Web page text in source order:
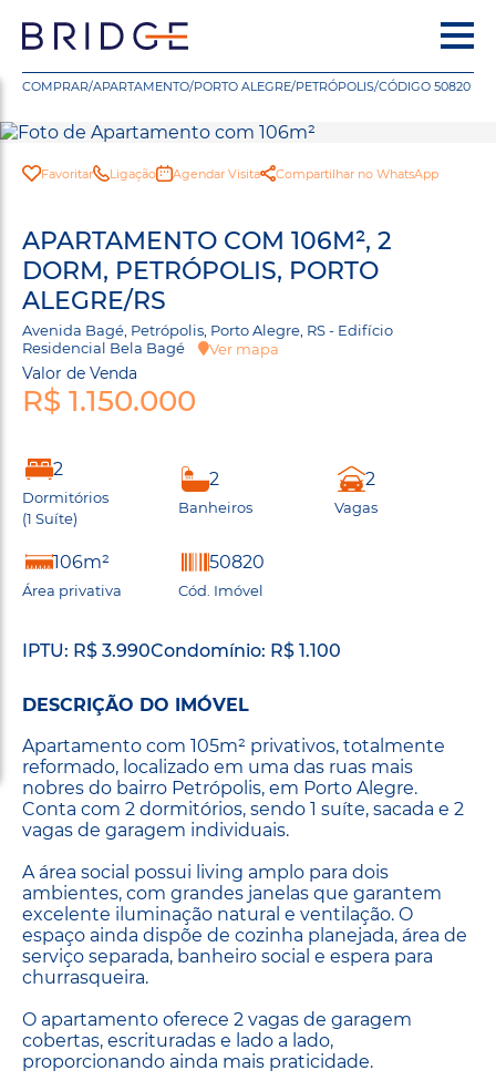
COMPRAR/APARTAMENTO/PORTO ALEGRE/PETRÓPOLIS/CÓDIGO 50820
Favoritar Ligação Agendar Visita Compartilhar no WhatsApp
APARTAMENTO COM 106M², 2
DORM, PETRÓPOLIS, PORTO
ALEGRE/RS
Avenida Bagé, Petrópolis, Porto Alegre, RS - Edifício
Residencial Bela Bagé
Ver mapa
Valor de Venda
R$ 1.150.000
2
Dormitórios
(1 Suíte)
2
Banheiros
2
Vagas
106m²
Área privativa
50820
Cód. Imóvel
IPTU: R$ 3.990Condomínio: R$ 1.100
DESCRIÇÃO DO IMÓVEL
Apartamento com 105m² privativos, totalmente
reformado, localizado em uma das ruas mais
nobres do bairro Petrópolis, em Porto Alegre.
Conta com 2 dormitórios, sendo 1 suíte, sacada e 2
vagas de garagem individuais.
A área social possui living amplo para dois
ambientes, com grandes janelas que garantem
excelente iluminação natural e ventilação. O
espaço ainda dispõe de cozinha planejada, área de
serviço separada, banheiro social e espera para
churrasqueira.
O apartamento oferece 2 vagas de garagem
cobertas, escrituradas e lado a lado,
proporcionando ainda mais praticidade.